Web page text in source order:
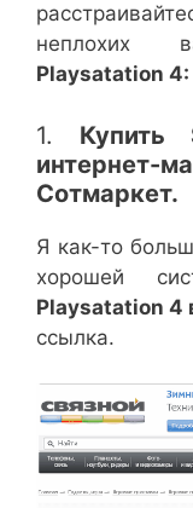
неплохих
Playsatation 4:
1.
интернет-
Сотмаркет.
Я как-то
хорошей
Playsatation 4
ссылка.